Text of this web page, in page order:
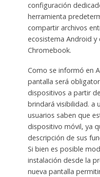
configuración
herramienta
compartir archivos
ecosistema Android
Chromebook.
Como se informó en
pantalla será
dispositivos a partir
brindará visibilidad. a
usuarios saben que
dispositivo móvil, ya
descripción de sus
Si bien es posible
instalación desde la
nueva pantalla